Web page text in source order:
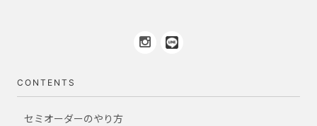
CONTENTS
セミオーダーのやり方